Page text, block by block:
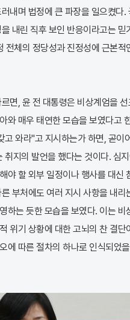
내며 법정에 큰 파장을 일으켰다.
내린 직후 보인 반응이라고는 믿
전체의 정당성과 진정성에 근본적
면, 윤 전 대통령은 비상계엄을
와 매우 태연한 모습을 보였다고
고 와라"고 지시하는가 하면, 곧이
취지의 발언을 했다는 것이다. 심
야 할 외부 일정이나 행사를 대신
부처에도 여러 지시 사항을 내리
하는 듯한 모습을 보였다. 이는 비
위기 상황에 대한 고뇌의 찬 결단
에 따른 절차의 하나로 인식되었